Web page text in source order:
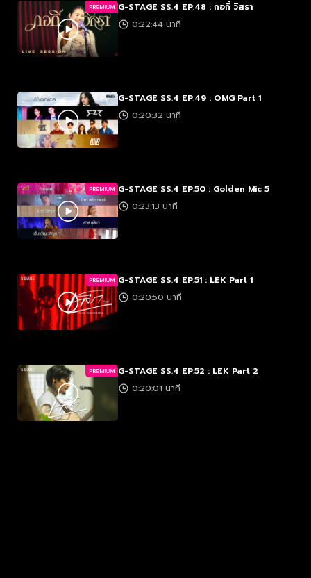
PREMIUM G-STAGE SS.4 EP.48 : กอกี้ วิสรา
0:22:44 นาที
G-STAGE SS.4 EP.49 : OMG Part 1
0:20:32 นาที
PREMIUM G-STAGE SS.4 EP.50 : Golden Mic 5
0:23:13 นาที
PREMIUM G-STAGE SS.4 EP.51 : LEK Part 1
0:20:50 นาที
PREMIUM G-STAGE SS.4 EP.52 : LEK Part 2
0:20:01 นาที